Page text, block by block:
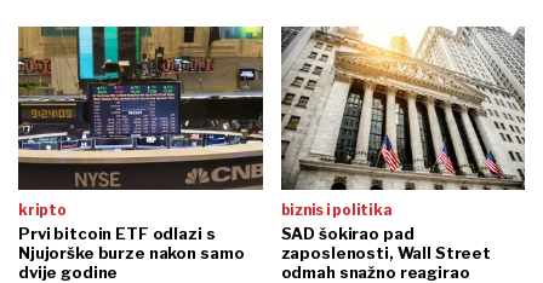
kripto
Prvi bitcoin ETF odlazi s
Njujorške burze nakon samo
dvije godine
biznis i politika
SAD šokirao pad
zaposlenosti, Wall Street
odmah snažno reagirao